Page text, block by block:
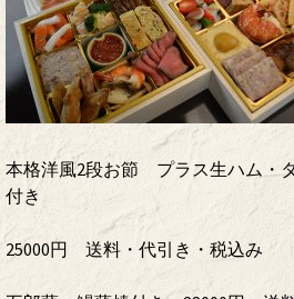
本格洋風2段お節 プラス生ハム・
付き
25000円 送料・代引き・税込み